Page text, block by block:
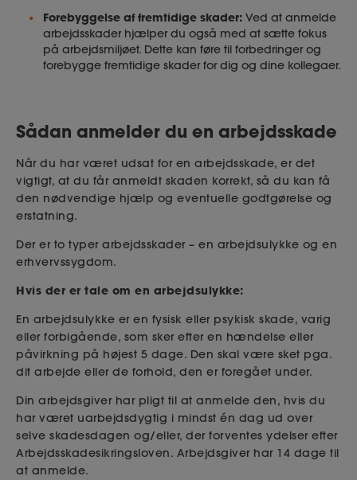
Forebyggelse af fremtidige skader: Ved at anmelde
arbejdsskader hjælper du også med at sætte fokus
på arbejdsmiljøet. Dette kan føre til forbedringer og
forebygge fremtidige skader for dig og dine kollegaer.
Sådan anmelder du en arbejdsskade
Når du har været udsat for en arbejdsskade, er det
vigtigt, at du får anmeldt skaden korrekt, så du kan få
den nødvendige hjælp og eventuelle godtgørelse og
erstatning.
Der er to typer arbejdsskader – en arbejdsulykke og en
erhvervssygdom.
Hvis der er tale om en arbejdsulykke:
En arbejdsulykke er en fysisk eller psykisk skade, varig
eller forbigående, som sker efter en hændelse eller
påvirkning på højest 5 dage. Den skal være sket pga.
dit arbejde eller de forhold, den er foregået under.
Din arbejdsgiver har pligt til at anmelde den, hvis du
har været uarbejdsdygtig i mindst én dag ud over
selve skadesdagen og/eller, der forventes ydelser efter
Arbejdsskadesikringsloven. Arbejdsgiver har 14 dage til
at anmelde.